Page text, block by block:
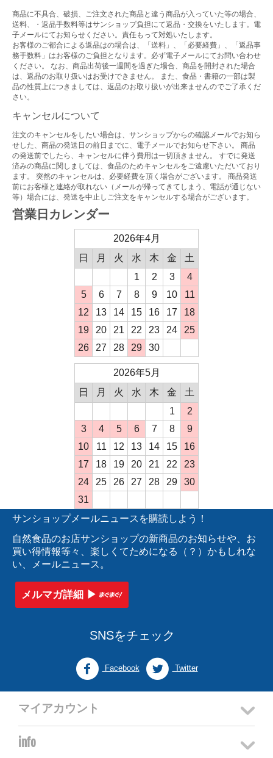
商品に不具合、破損、ご注文された商品と違う商品が入っていた等の場合、
送料、・返品手数料等はサンショップ負担にて返品・交換をいたします。電
子メールにてお知らせください。責任もって対処いたします。
お客様のご都合による返品はの場合は、「送料」、「必要経費」、「返品事
務手数料」はお客様のご負担となります。必ず電子メールにてお問い合わせ
ください。 なお、商品出荷後一週間を過ぎた場合、商品を開封された場合
は、返品のお取り扱いはお受けできません。 また、食品・書籍の一部は製
品の性質上につきましては、返品のお取り扱いが出来ませんのでご了承くだ
さい。
キャンセルについて
注文のキャンセルをしたい場合は、サンショップからの確認メールでお知ら
せした、商品の発送日の前日までに、電子メールでお知らせ下さい。 商品
の発送前でしたら、キャンセルに伴う費用は一切頂きません。 すでに発送
済みの商品に関しましては、食品のためキャンセルをご遠慮いただいており
ます。 突然のキャンセルは、必要経費を頂く場合がございます。 商品発送
前にお客様と連絡が取れない（メールが帰ってきてしまう、電話が通じない
等）場合には、発送を中止しご注文をキャンセルする場合がございます。
営業日カレンダー
2026年4月
日
月 火 水 木 金
土
1
2 3
4
5
6 7 8 9 10
11
12
13 14 15 16 17
18
19
20 21 22 23 24
25
26
27 28 29 30
2026年5月
日
月 火 水 木 金
土
1
2
3
4 5 6 7 8
9
10
11 12 13 14 15
16
17
18 19 20 21 22
23
24
25 26 27 28 29
30
31
サンショップメールニュースを購読しよう！
自然食品のお店サンショップの新商品のお知らせや、お
買い得情報等々、楽しくてためになる（？）かもしれな
い、メールニュース。
メルマガ詳細 ▶︎
SNSをチェック
Facebook Twitter
マイアカウント
info